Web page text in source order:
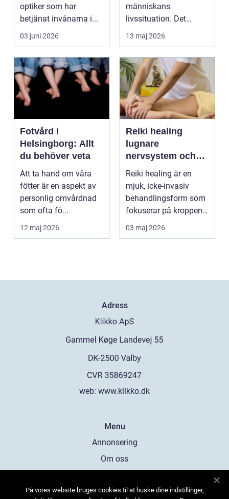
optiker som har
betjänat invånarna i...
03 juni 2026
människans
livssituation. Det
handlar sällan bara
om alkohol, narkoti...
13 maj 2026
Fotvård i
Helsingborg: Allt
du behöver veta
Att ta hand om våra
fötter är en aspekt av
personlig omvårdnad
som ofta fö...
12 maj 2026
Reiki healing
lugnare
nervsystem och
djupare
återhämtning
Reiki healing är en
mjuk, icke-invasiv
behandlingsform som
fokuserar på kroppens
egen förmåga att lä...
03 maj 2026
Adress
web: www.klikko.dk
Menu
Annonsering
Om oss
Kontakta oss
På vores website bruges cookies til at huske dine indstillinger,